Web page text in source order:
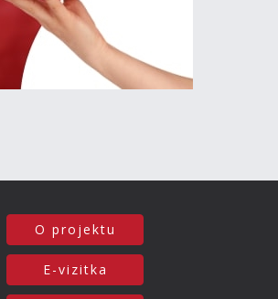
O projektu
E-vizitka